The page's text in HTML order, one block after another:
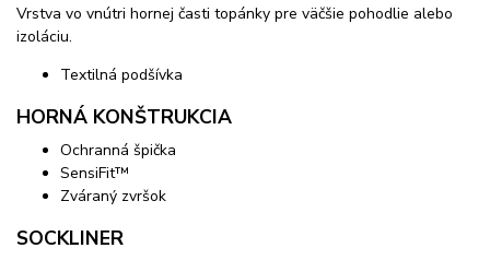
Vrstva vo vnútri hornej časti topánky pre väčšie pohodlie alebo
izoláciu.
Textilná podšívka
HORNÁ KONŠTRUKCIA
Ochranná špička
SensiFit™
Zváraný zvršok
SOCKLINER